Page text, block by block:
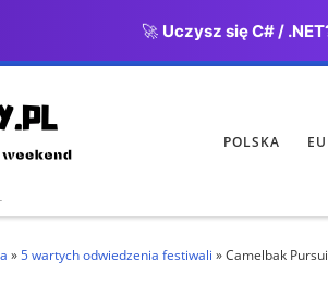
🚀 Uczysz się C# /
POLSKA
»5 wartych odwiedzenia festiwali »Camelbak